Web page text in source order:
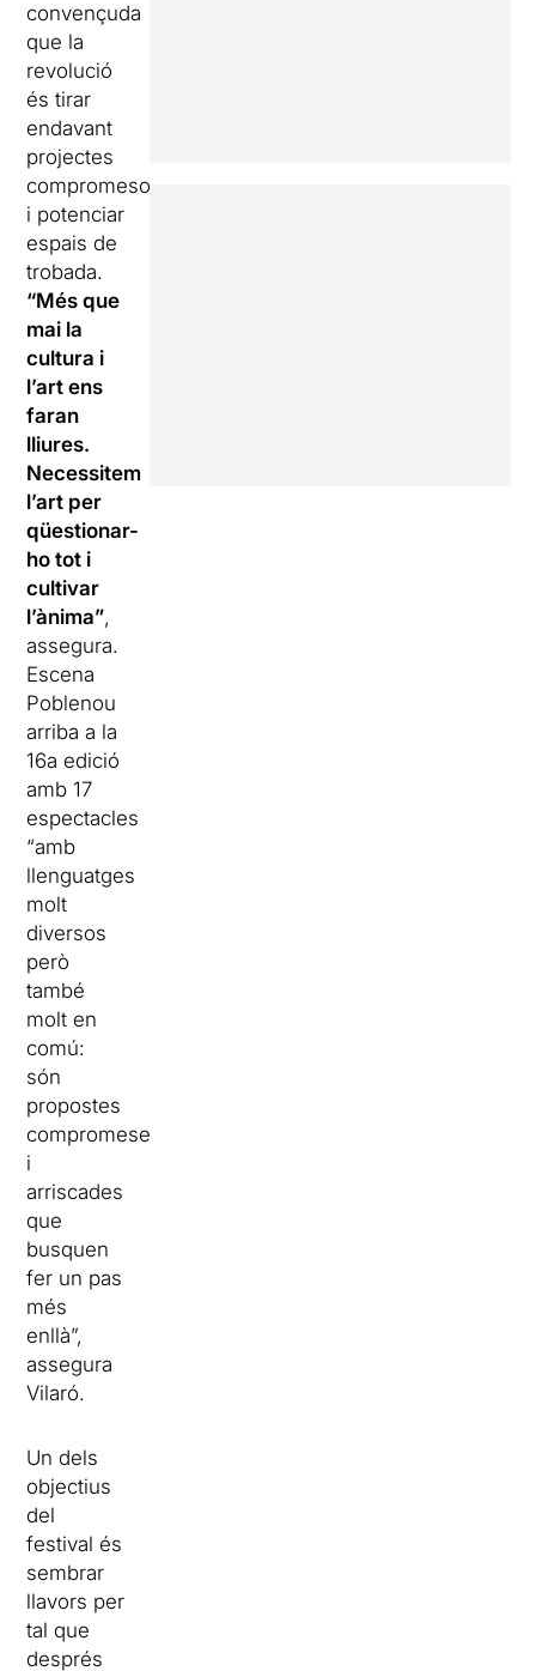
convençuda
que la
revolució
és tirar
endavant
projectes
compromesos
i potenciar
espais de
trobada.
“Més que
mai la
cultura i
l’art ens
faran
lliures.
Necessitem
l’art per
qüestionar-
ho tot i
cultivar
l’ànima”,
assegura.
Escena
Poblenou
arriba a la
16a edició
amb 17
espectacles
“amb
llenguatges
molt
diversos
però
també
molt en
comú:
són
propostes
compromeses
i
arriscades
que
busquen
fer un pas
més
enllà”,
assegura
Vilaró.
Un dels
objectius
del
festival és
sembrar
llavors per
tal que
després